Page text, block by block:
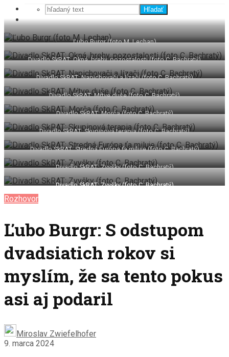
Hľadať
Ľubo Burgr (foto M. Lechan)
Divadlo SkRAT: Okná, brehy, pozostalosti (foto C. Bachratý)
Divadlo SkRAT: Napichovači a lízači (foto C. Bachratý)
Divadlo SkRAT: Mŕtve duše (foto C. Bachratý)
Divadlo SkRAT: Morča (foto C. Bachratý)
Divadlo SkRAT: Skupinová terapia (foto C. Bachratý)
Divadlo SkRAT: Stredná Európa ťa miluje (foto C. Bachratý)
Divadlo SkRAT: Zvyšky (foto C. Bachratý)
Divadlo SkRAT: Zvyšky (foto C. Bachratý)
Rozhovor
Ľubo Burgr: S odstupom
dvadsiatich rokov si
myslím, že sa tento pokus
asi aj podaril
Miroslav Zwiefelhofer
9. marca 2024